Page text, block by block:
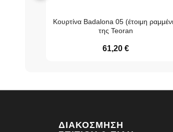
Κουρτίνα Badalona 05 (έτοιμη
της Teoran
61,20 €
ΔΙΑΚΌΣΜΗΣΗ